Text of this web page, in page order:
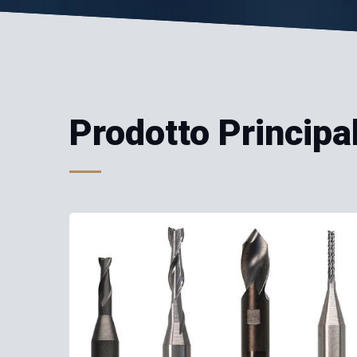
Prodotto